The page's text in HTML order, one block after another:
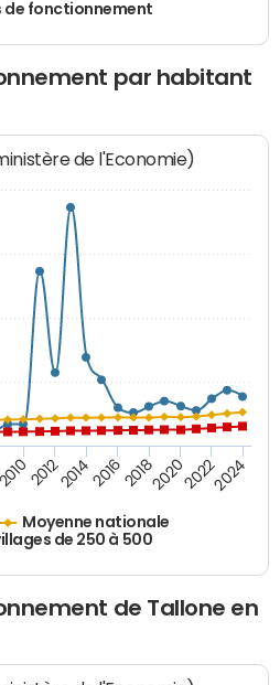
de fonctionnement
par habitant
de l'Economie)
Moyenne nationale
de 250 à 500
20102012201420162018202020222024
de Tallone en